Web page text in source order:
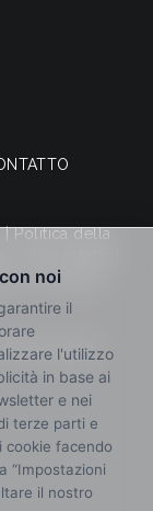
|Politica della
di vendita
riservati.